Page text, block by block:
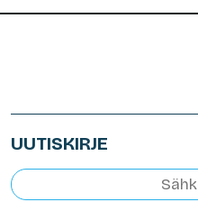
UUTISKIRJE